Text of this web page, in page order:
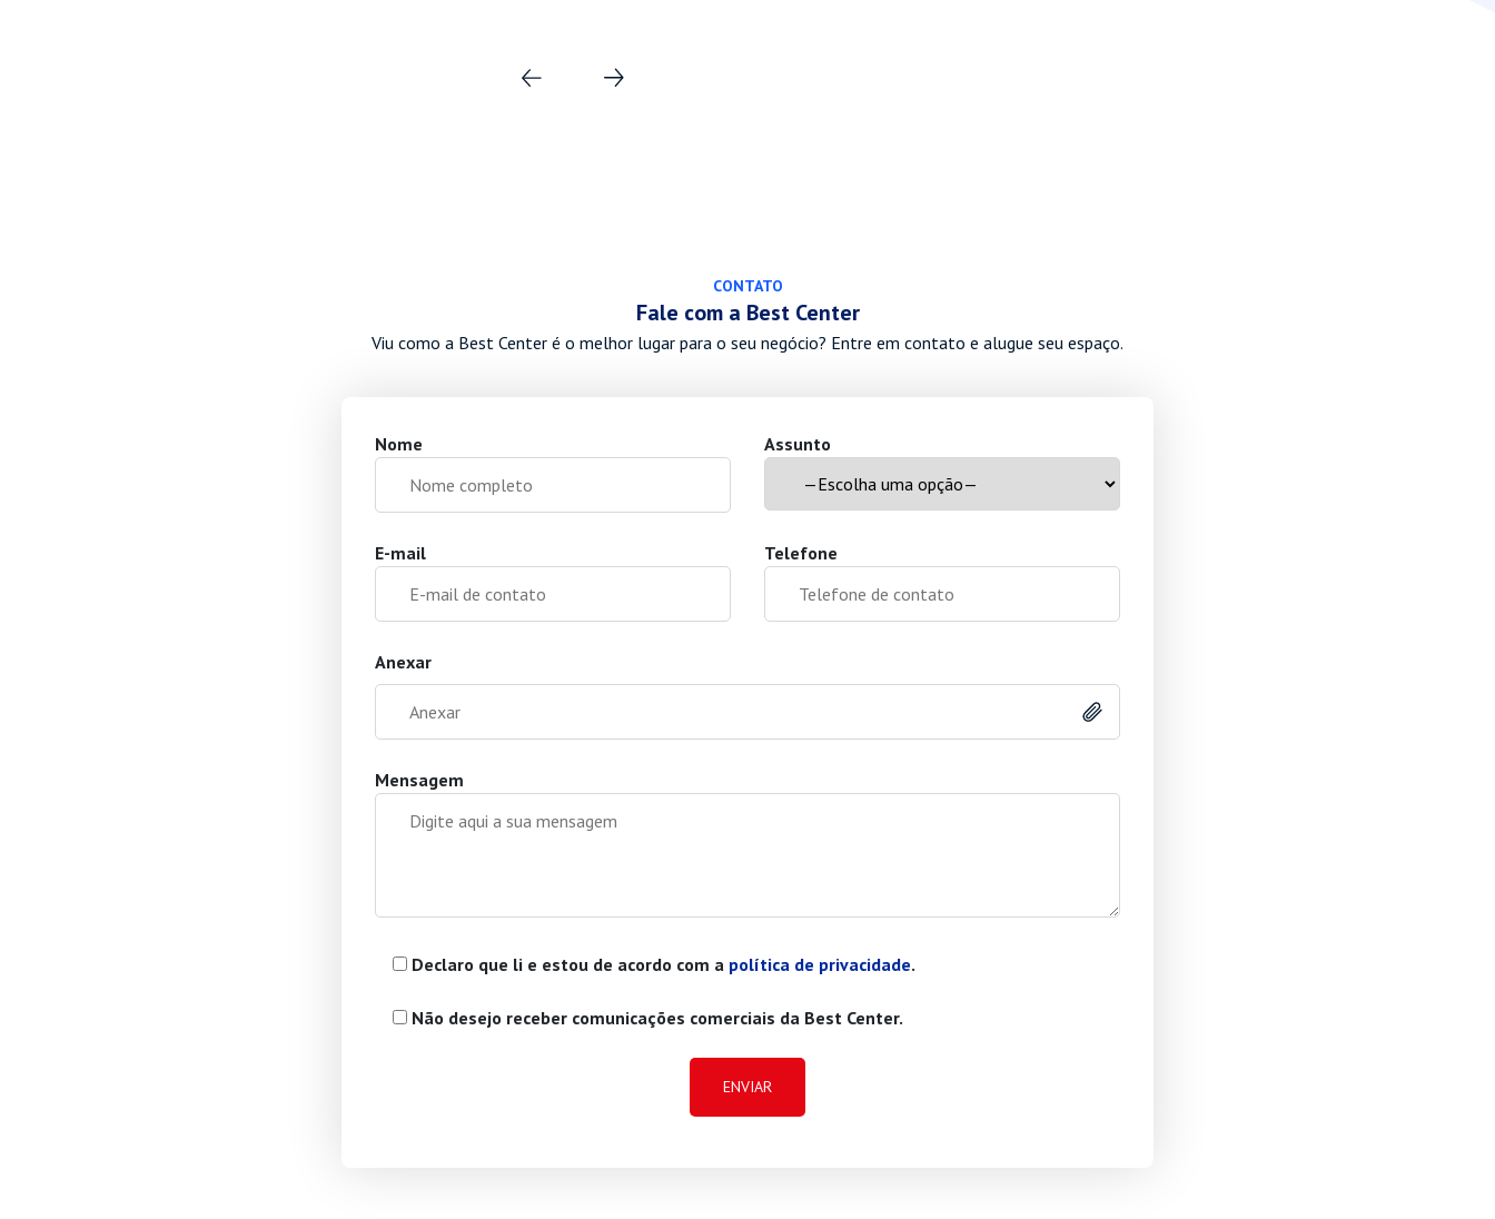
CONTATO
Fale com a Best Center
Viu como a Best Center é o melhor lugar para o seu negócio? Entre em contato e alugue seu espaço.
Nome Assunto
E-mail Telefone
Anexar
Anexar
Mensagem
Declaro que li e estou de acordo com a política de privacidade.
Não desejo receber comunicações comerciais da Best Center.